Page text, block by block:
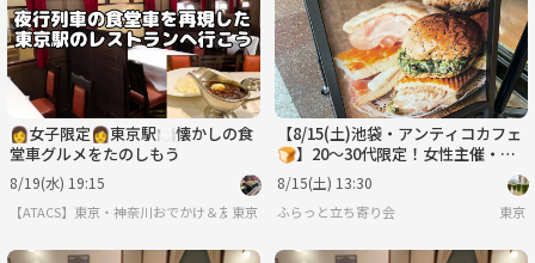
👩女子限定👩東京駅🍽️懐かしの食
堂車グルメをたのしもう
8/19(水) 19:15
【ATACS】東京・神奈川おでかけ＆友達づくり｜20代30代中心
東京
【8/15(土)池袋・アンティコカフェ
🍞】20～30代限定！女性主催・少
人数制"昼カフェ会"🌞
8/15(土) 13:30
ふらっと立ち寄り会 東京